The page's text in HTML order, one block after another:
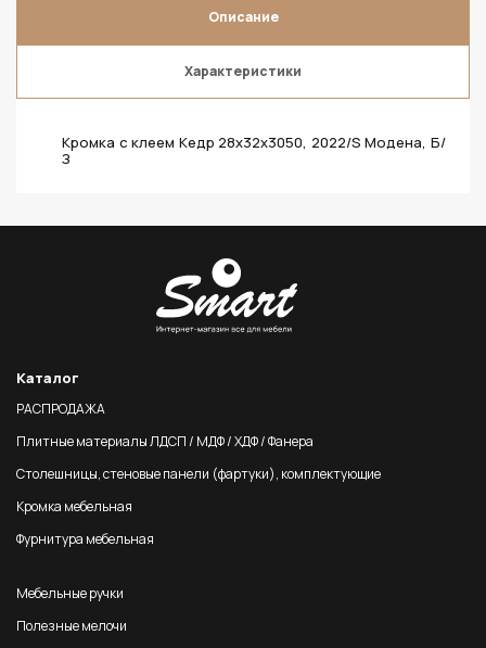
Описание
Характеристики
Кромка с клеем Кедр 28х32х3050, 2022/S Модена, Б/
З
Каталог
РАСПРОДАЖА
Плитные материалы ЛДСП / МДФ / ХДФ / Фанера
Столешницы, стеновые панели (фартуки), комплектующие
Кромка мебельная
Фурнитура мебельная
Мебельные ручки
Полезные мелочи